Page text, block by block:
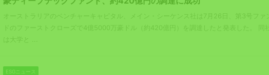
オーストラリアのベンチャーキャピタル、メイン・シーケンス社は7月26日、第3号ファン
ドのファーストクローズで4億5000万豪ドル（約420億円）を調達したと発表した。 同社
は大学と ...
ESGニュース